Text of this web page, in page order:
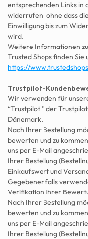
entsprechenden Links in
widerrufen, ohne dass
Einwilligung bis zum
wird.
Weitere Informationen
Trusted Shops finden Sie
https://
Trustpilot-
Wir verwenden für
“Trustpilot ” der
Dänemark.
Nach Ihrer Bestellung
bewerten und zu
uns per E-Mail
Ihrer Bestellung
Einkaufswert und
Gegebenenfalls
Verifikation Ihrer
Nach Ihrer Bestellung
bewerten und zu
uns per E-Mail
Ihrer Bestellung